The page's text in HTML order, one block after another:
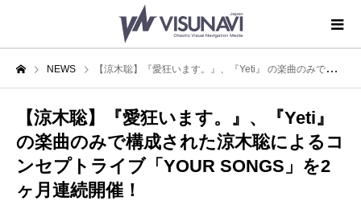
NEWS 【涼木聡】『愛狂います。』、『Yeti』 の楽曲のみで構成された涼木聡によるコンセプトライブ「YOUR SONGS」を2ヶ月連続開催！
【涼木聡】『愛狂います。』、『Yeti』
の楽曲のみで構成された涼木聡によるコ
ンセプトライブ「YOUR SONGS」を2
ヶ月連続開催！